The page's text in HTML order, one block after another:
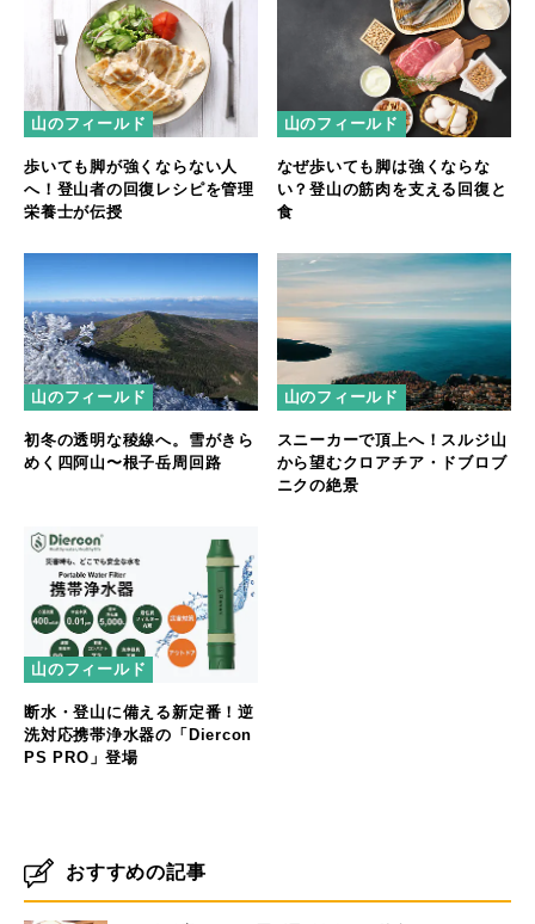
山のフィールド
歩いても脚が強くならない人
へ！登山者の回復レシピを管理
栄養士が伝授
山のフィールド
なぜ歩いても脚は強くならな
い？登山の筋肉を支える回復と
食
山のフィールド
初冬の透明な稜線へ。雪がきら
めく四阿山〜根子岳周回路
山のフィールド
スニーカーで頂上へ！スルジ山
から望むクロアチア・ドブロブ
ニクの絶景
山のフィールド
断水・登山に備える新定番！逆
洗対応携帯浄水器の「Diercon
PS PRO」登場
おすすめの記事